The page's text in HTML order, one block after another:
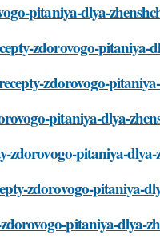
pitaniya-dlya-
zdorovogo-pitaniya-
zdorovogo-
pitaniya-dlya-
zdorovogo-pitaniya-
zdorovogo-pitaniya-
pitaniya-dlya-